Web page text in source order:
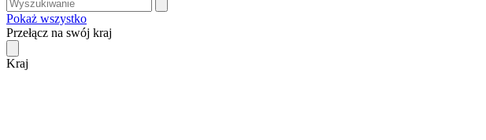
Pokaż wszystko
Przełącz na swój kraj
Kraj